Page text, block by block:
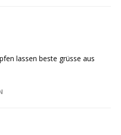
lassen beste grüsse aus